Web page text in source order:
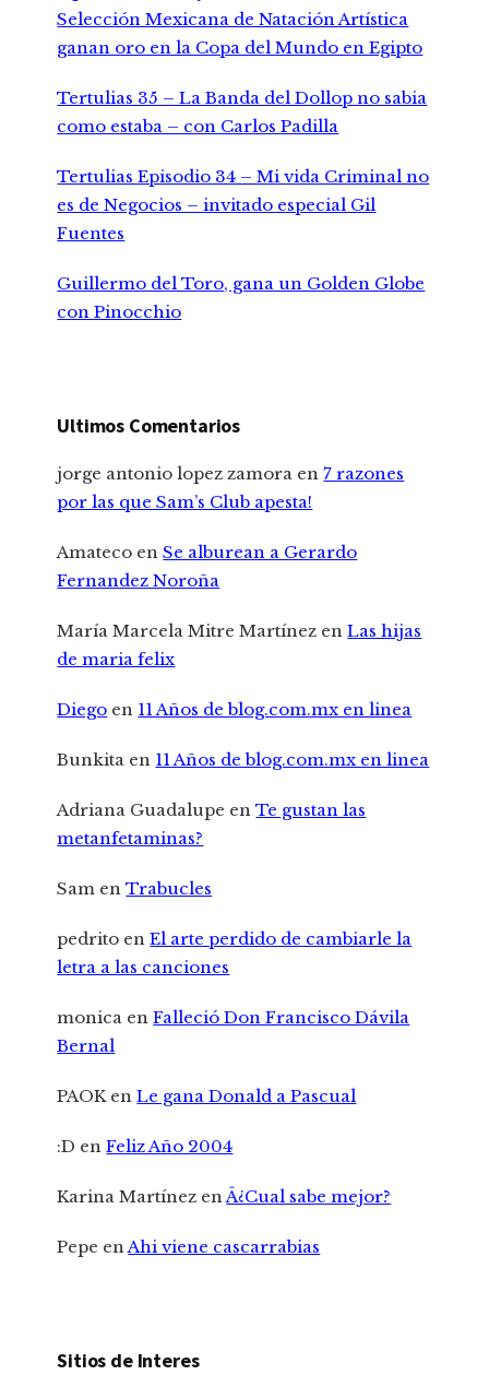
Selección Mexicana de Natación Artística
ganan oro en la Copa del Mundo en Egipto
Tertulias 35 – La Banda del Dollop no sabia
como estaba – con Carlos Padilla
Tertulias Episodio 34 – Mi vida Criminal no
es de Negocios – invitado especial Gil
Fuentes
Guillermo del Toro, gana un Golden Globe
con Pinocchio
Ultimos Comentarios
jorge antonio lopez zamora en7 razones
por las que Sam’s Club apesta!
Amateco enSe alburean a Gerardo
Fernandez Noroña
María Marcela Mitre Martínez enLas hijas
de maria felix
Diego en 11 Años de blog.com.mx en linea
Bunkita en 11 Años de blog.com.mx en linea
Adriana Guadalupe enTe gustan las
metanfetaminas?
Sam enTrabucles
pedrito enEl arte perdido de cambiarle la
letra a las canciones
monica enFalleció Don Francisco Dávila
Bernal
PAOKenLe gana Donald a Pascual
:D enFeliz Año 2004
Karina Martínez enÂ¿Cual sabe mejor?
Pepe enAhi viene cascarrabias
Sitios de Interes